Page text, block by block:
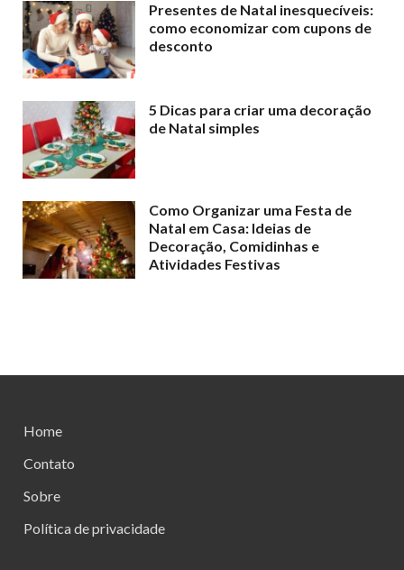
Presentes de Natal inesquecíveis:
como economizar com cupons de
desconto
5 Dicas para criar uma decoração
de Natal simples
Como Organizar uma Festa de
Natal em Casa: Ideias de
Decoração, Comidinhas e
Atividades Festivas
Home
Contato
Sobre
Política de privacidade